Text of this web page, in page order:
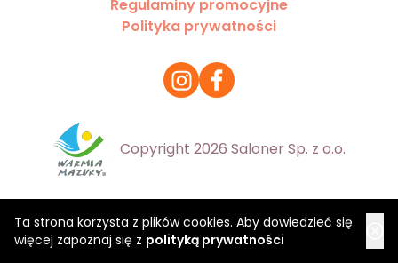
Ta strona korzysta z plików cookies. Aby dowiedzieć się
więcej zapoznaj się z polityką prywatności
Regulaminy promocyjne
Polityka prywatności
Copyright 2026 Saloner Sp. z o.o.